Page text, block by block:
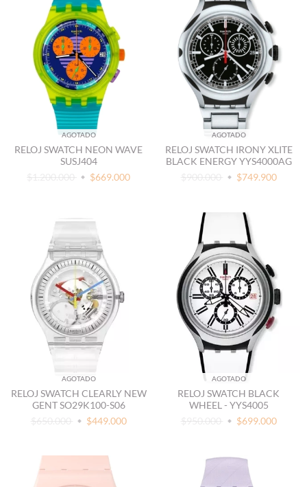
AGOTADO
RELOJ SWATCH NEON WAVE
SUSJ404
$1.200.000
$669.000
AGOTADO
RELOJ SWATCH IRONY XLITE
BLACK ENERGY YYS4000AG
$900.000
$749.900
AGOTADO
RELOJ SWATCH CLEARLY NEW
GENT SO29K100-S06
$650.000
$449.000
AGOTADO
RELOJ SWATCH BLACK
WHEEL - YYS4005
$950.000
$699.000